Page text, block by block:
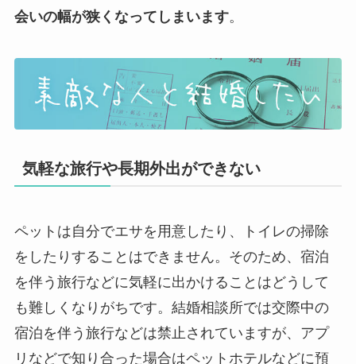
会いの幅が狭くなってしまいます。
気軽な旅行や長期外出ができない
ペットは自分でエサを用意したり、トイレの掃除
をしたりすることはできません。そのため、宿泊
を伴う旅行などに気軽に出かけることはどうして
も難しくなりがちです。結婚相談所では交際中の
宿泊を伴う旅行などは禁止されていますが、アプ
リなどで知り合った場合はペットホテルなどに預